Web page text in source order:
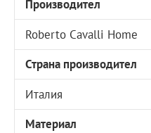
Производител
Roberto Cavalli Home
Страна производител
Италия
Материал